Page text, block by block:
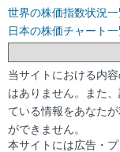
世界の株価指数状況
日本の株価チャート
当サイトにおける内
はありません。また
ている情報をあなた
ができません。
本サイトには広告・